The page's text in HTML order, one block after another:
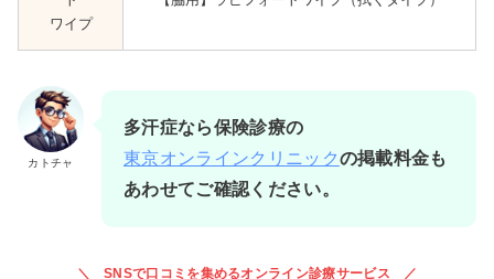
ワイプ
カトチャ
多汗症なら保険診療の
東京オンラインクリニックの掲載料金も
あわせてご確認ください。
SNSで口コミを集めるオンライン診療サービス